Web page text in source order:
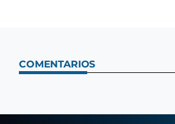
COMENTARIOS